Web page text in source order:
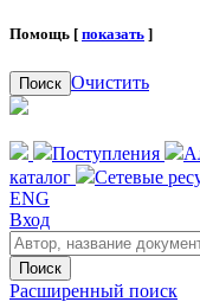
Помощь [ показать ]
Поиск Очистить
Поступления
каталог
Сетевые
ENG
Вход
Поиск
Расширенный поиск